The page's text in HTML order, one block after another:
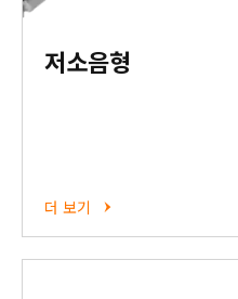
저소음형
더 보기